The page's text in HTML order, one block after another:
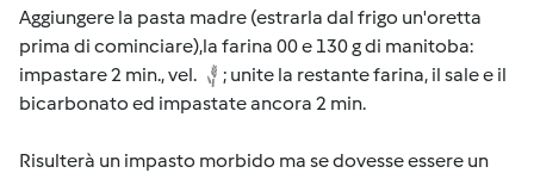
Aggiungere la pasta madre (estrarla dal frigo un'oretta
prima di cominciare),la farina 00 e 130 g di manitoba:
impastare 2 min., vel.
; unite la restante farina, il sale e il
bicarbonato ed impastate ancora 2 min.
Risulterà un impasto morbido ma se dovesse essere un